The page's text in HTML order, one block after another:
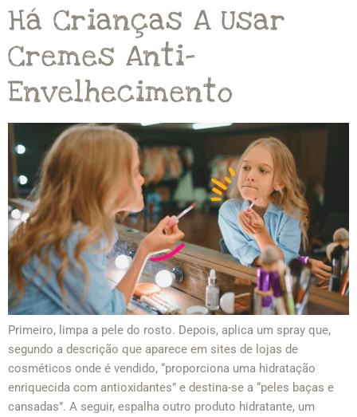
Há Crianças A Usar
Cremes Anti-
Envelhecimento
Primeiro, limpa a pele do rosto. Depois, aplica um spray que,
segundo a descrição que aparece em sites de lojas de
cosméticos onde é vendido, “proporciona uma hidratação
enriquecida com antioxidantes” e destina-se a “peles baças e
cansadas”. A seguir, espalha outro produto hidratante, um